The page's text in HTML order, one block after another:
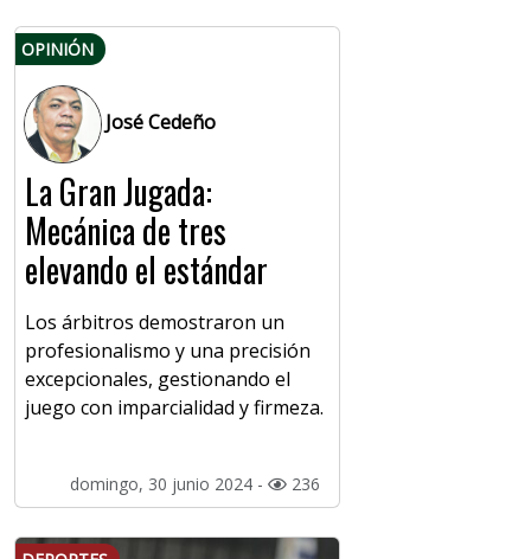
OPINIÓN
José Cedeño
La Gran Jugada:
Mecánica de tres
elevando el estándar
Los árbitros demostraron un
profesionalismo y una precisión
excepcionales, gestionando el
juego con imparcialidad y firmeza.
domingo, 30 junio 2024 - 236